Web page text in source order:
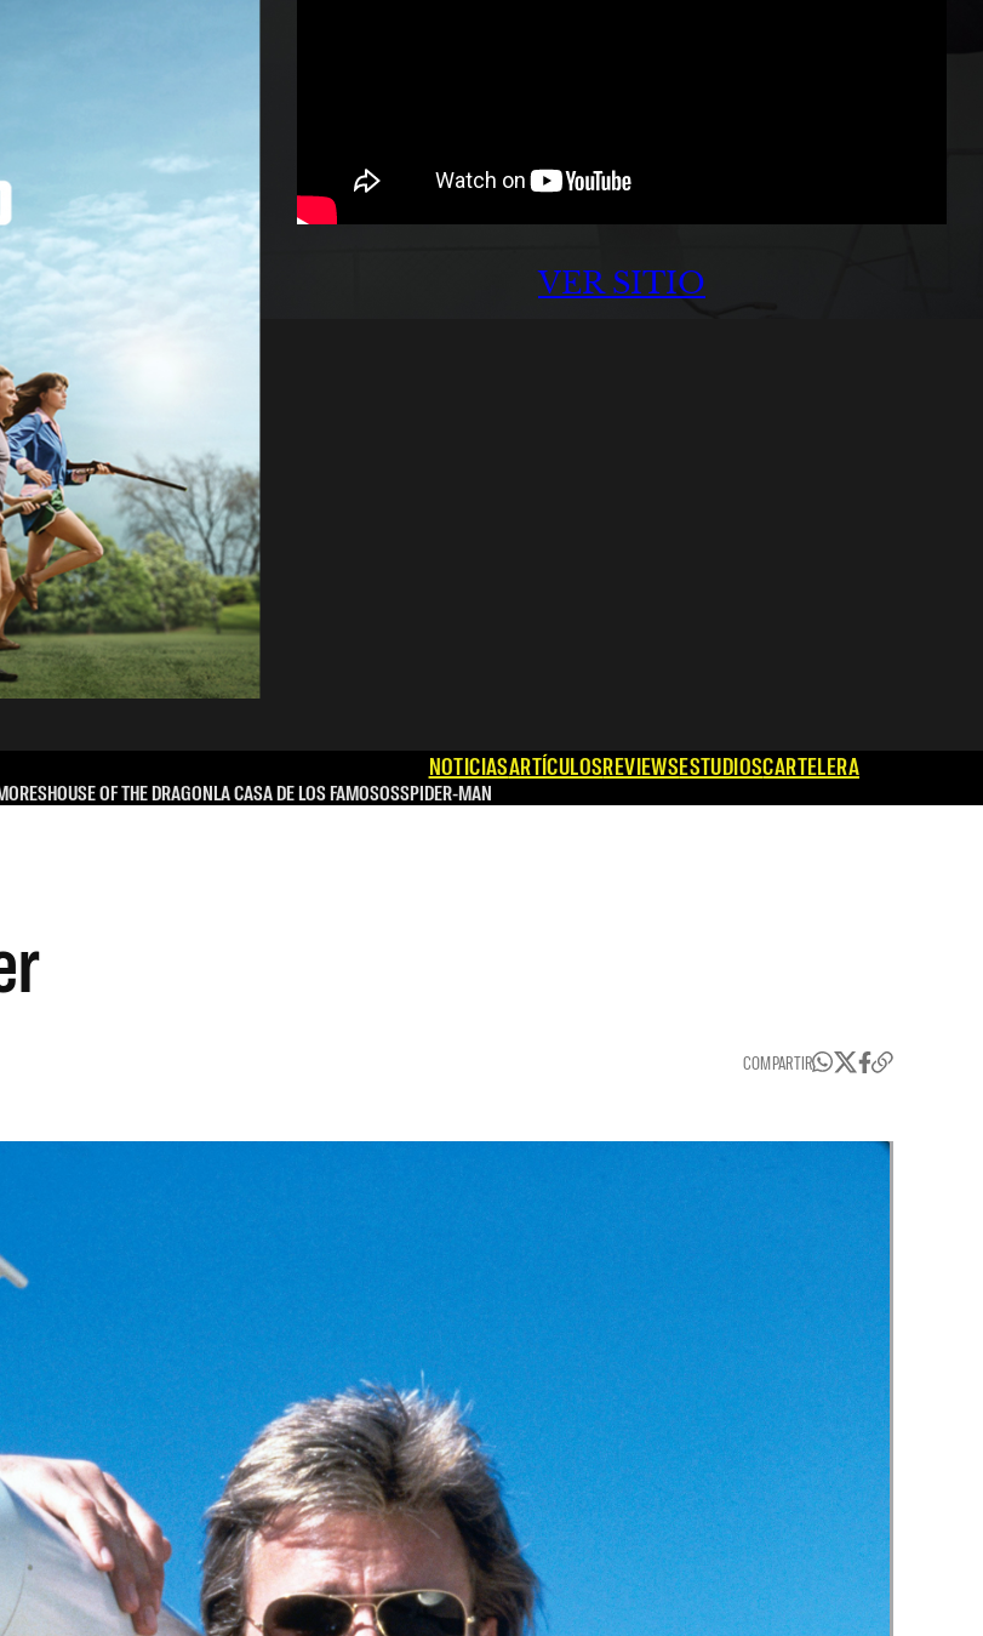
VER SITIO
NOTICIASARTÍCULOSREVIEWSESTUDIOSCARTELERA
HOUSE OF THE DRAGONLA CASA DE LOS FAMOSOSSPIDER-MAN
COMPARTIR